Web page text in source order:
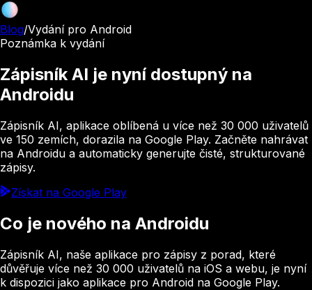
Blog/Vydání pro Android
Poznámka k vydání
Zápisník AI je nyní dostupný na
Androidu
Zápisník AI, aplikace oblíbená u více než 30 000 uživatelů
ve 150 zemích, dorazila na Google Play. Začněte nahrávat
na Androidu a automaticky generujte čisté, strukturované
zápisy.
Získat na Google Play
Co je nového na Androidu
Zápisník AI, naše aplikace pro zápisy z porad, které
důvěřuje více než 30 000 uživatelů na iOS a webu, je nyní
k dispozici jako aplikace pro Android na Google Play.